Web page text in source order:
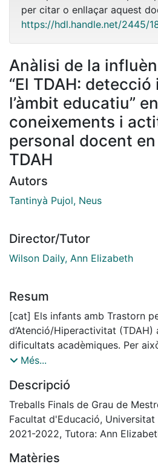
per citar o enllaçar aquest
https://hdl.handle.net/2445/
Anàlisi de la
“El TDAH:
l’àmbit educatiu”
coneixements i
personal docent
TDAH
Autors
Tantinyà Pujol, Neus
Director/Tutor
Wilson Daily, Ann Elizabeth
Resum
[cat] Els infants amb Trastorn
d’Atenció/Hiperactivitat
dificultats acadèmiques. Per
docents d’estratègies efectives
acadèmic d’aquests infants. La
d’Educació “El TDAH: detecció
educatiu” està enfocada a
però mai s’ha avaluat la seva
els coneixements sobre TDAH
Més...
Descripció
Treballs Finals de Grau de
Facultat d'Educació, Universitat
2021-2022, Tutora: Ann
Matèries